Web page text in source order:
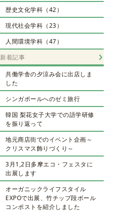
歴史文化学科（42）
現代社会学科（23）
人間環境学科（47）
新着記事
共働学舎の夕涼み会に出店しま
した
シンガポールへのゼミ旅行
韓国 梨花女子大学での語学研修
を振り返って
地元商店街でのイベント企画～
クリスマス飾りづくり～
3月1,2日多摩エコ・フェスタに
出展します
オーガニックライフスタイル
EXPOで出展、竹チップ段ボール
コンポストを紹介しました